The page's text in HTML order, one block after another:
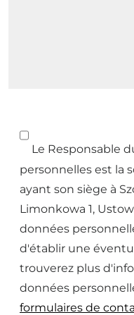
Le Responsable
personnelles est la
ayant son siège à
Limonkowa 1,
données
d'établir une
trouverez plus
données
formulaires de